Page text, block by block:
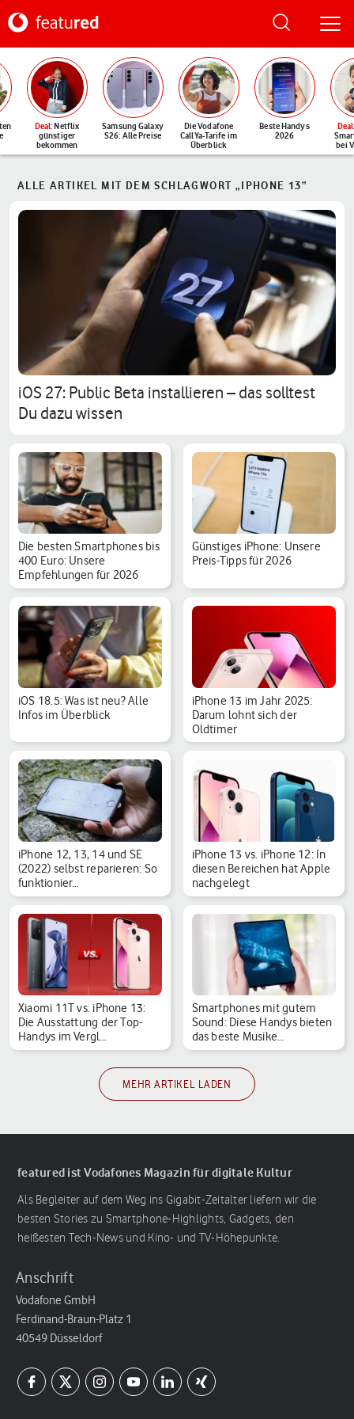
Deal: Netflix
günstiger
bekommen
Samsung Galaxy
S26: Alle Preise
Die Vodafone
CallYa-Tarife im
Überblick
Beste Handys
2026
Deal
bei
ALLE ARTIKEL MIT DEM SCHLAGWORT „IPHONE 13“
iOS 27: Public Beta installieren – das solltest
Du dazu wissen
Die besten Smartphones bis
400 Euro: Unsere
Empfehlungen für 2026
Günstiges iPhone: Unsere
Preis-Tipps für 2026
iOS 18.5: Was ist neu? Alle
Infos im Überblick
iPhone 13 im Jahr 2025:
Darum lohnt sich der
Oldtimer
iPhone 12, 13, 14 und SE
(2022) selbst reparieren: So
funktionier…
iPhone 13 vs. iPhone 12: In
diesen Bereichen hat Apple
nachgelegt
Xiaomi 11T vs. iPhone 13:
Die Ausstattung der Top-
Handys im Vergl…
Smartphones mit gutem
Sound: Diese Handys bieten
das beste Musike…
MEHR ARTIKEL LADEN
featured ist Vodafones Magazin für digitale Kultur
Als Begleiter auf dem Weg ins Gigabit-Zeitalter liefern wir die
besten Stories zu Smartphone-Highlights, Gadgets, den
heißesten Tech-News und Kino- und TV-Höhepunkte.
Anschrift
Vodafone GmbH
Ferdinand-Braun-Platz 1
40549 Düsseldorf